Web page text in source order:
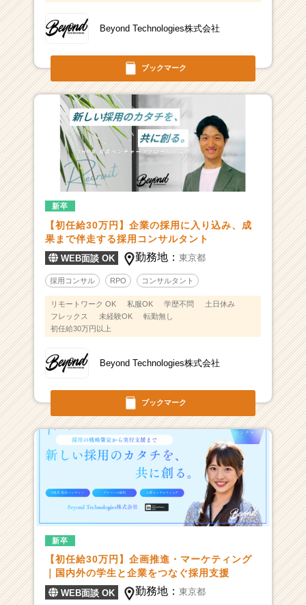
ブックマーク
Beyond Technologies株式会社
ブックマーク
新卒
【初任給30万円】企業の採用に入り込み、成
果まで伴走する採用コンサルタント
WEB面談 OK 勤務地：東京都
採用コンサル RPO コンサルタント
リモートワーク OK 私服OK 学歴不問
土日休み
フレックス
未経験OK
転勤無し
初任給30万円以上
Beyond Technologies株式会社
新卒
【初任給30万円】企画推進・マーケティング
｜国内外の学生と企業をつなぐ採用支援
WEB面談 OK 勤務地：東京都